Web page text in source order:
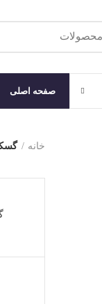
صفحه اصلی
خانه